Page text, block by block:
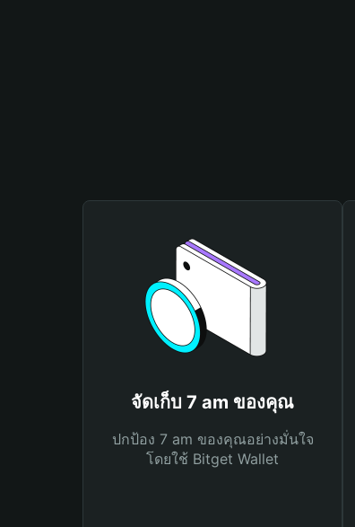
จัดเก็บ 7 am ของคุณ
ปกป้อง 7 am ของคุณอย่างมั่นใจ
โดยใช้ Bitget Wallet